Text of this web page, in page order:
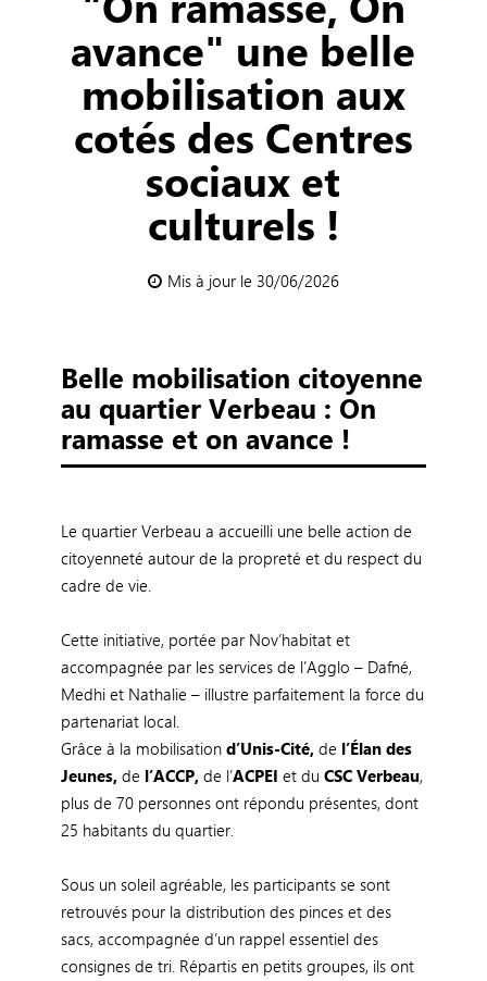
avance" une belle
mobilisation aux
cotés des Centres
sociaux et
culturels !
Mis à jour le 30/06/2026
Belle mobilisation citoyenne
au quartier Verbeau : On
ramasse et on avance !
Le quartier Verbeau a accueilli une belle action de
citoyenneté autour de la propreté et du respect du
cadre de vie.
Cette initiative, portée par Nov’habitat et
accompagnée par les services de l’Agglo – Dafné,
Medhi et Nathalie – illustre parfaitement la force du
partenariat local.
Grâce à la mobilisationd’Unis-Cité, de l’Élan des
Jeunes, de l’ACCP, de l’ACPEI et du CSC Verbeau,
plus de 70 personnes ont répondu présentes, dont
25 habitants du quartier.
Sous un soleil agréable, les participants se sont
retrouvés pour la distribution des pinces et des
sacs, accompagnée d’un rappel essentiel des
consignes de tri. Répartis en petits groupes, ils ont